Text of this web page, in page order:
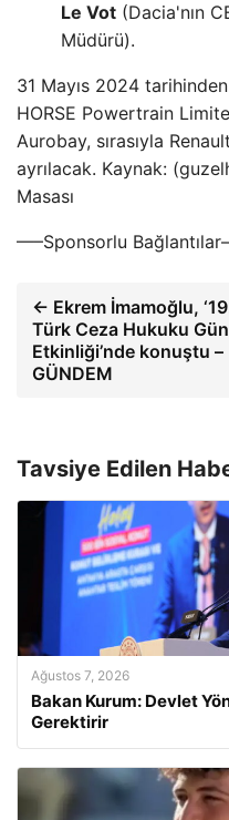
Le Vot (Dacia'nın
Müdürü).
31 Mayıs 2024
HORSE Powertrain
Aurobay, sırasıyla
ayrılacak. Kaynak:
Masası
—–Sponsorlu
← Ekrem İmamoğlu,
Türk Ceza Hukuku
Etkinliği’nde konuştu –
GÜNDEM
Tavsiye Edilen
Ağustos 7, 2026
Bakan Kurum: Devlet
Gerektirir